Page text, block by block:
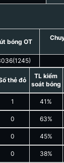
bóng OT
(1245)
thẻ đỏ
TL kiểm
soát bóng
1 41%
0 63%
0 45%
0 38%